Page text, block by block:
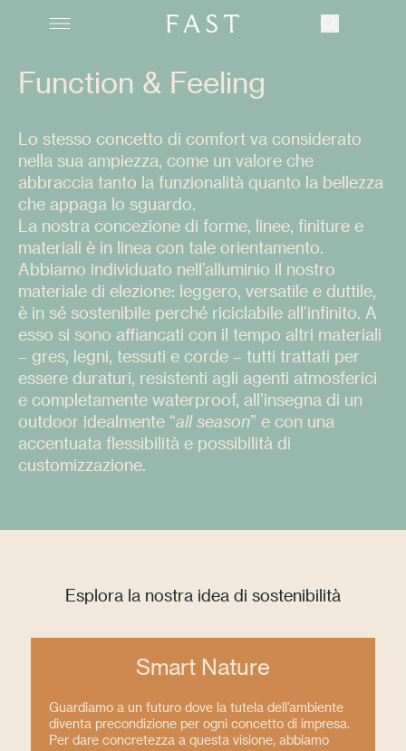
Azienda
Collezioni
Prodotti
Realizzazioni
Color Revolution
Contatti
Press
Professionisti
Function & Feeling
Lo stesso concetto di comfort va considerato
nella sua ampiezza, come un valore che
abbraccia tanto la funzionalità quanto la bellezza
che appaga lo sguardo.
La nostra concezione di forme, linee, finiture e
materiali è in linea con tale orientamento.
Abbiamo individuato nell’alluminio il nostro
materiale di elezione: leggero, versatile e duttile,
è in sé sostenibile perché riciclabile all’infinito. A
esso si sono affiancati con il tempo altri materiali
– gres, legni, tessuti e corde – tutti trattati per
essere duraturi, resistenti agli agenti atmosferici
e completamente waterproof, all’insegna di un
outdoor idealmente “all season” e con una
accentuata flessibilità e possibilità di
customizzazione.
Esplora la nostra idea di sostenibilità
Smart Nature
Guardiamo a un futuro dove la tutela dell’ambiente
diventa precondizione per ogni concetto di impresa.
Per dare concretezza a questa visione, abbiamo